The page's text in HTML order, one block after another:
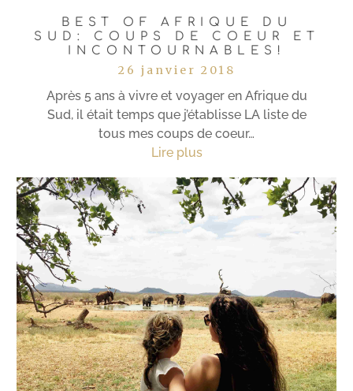
BEST OF AFRIQUE DU
SUD: COUPS DE COEUR ET
INCONTOURNABLES!
26 janvier 2018
Après 5 ans à vivre et voyager en Afrique du
Sud, il était temps que j’établisse LA liste de
tous mes coups de coeur…
Lire plus